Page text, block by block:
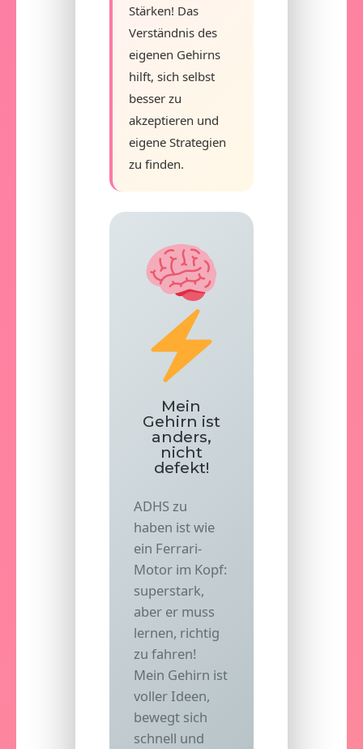
Stärken! Das
Verständnis des
eigenen Gehirns
hilft, sich selbst
besser zu
akzeptieren und
eigene Strategien
zu finden.
Mein
Gehirn ist
anders,
nicht
defekt!
ADHS zu
haben ist wie
ein Ferrari-
Motor im Kopf:
superstark,
aber er muss
lernen, richtig
zu fahren!
Mein Gehirn ist
voller Ideen,
bewegt sich
schnell und